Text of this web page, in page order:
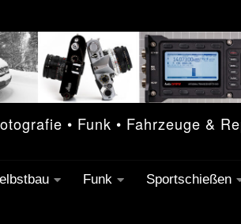
• Funk • Fahrzeuge &
Funk Sportschießen